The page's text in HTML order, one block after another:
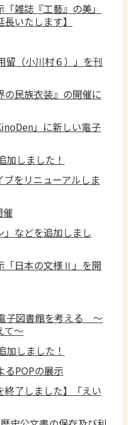
雑誌『工藝』の美」
いたします】
（小川村６）」を刊
の民族衣装』の開催に
」に新しい電子
加しました！
をリニューアルしま
催
」などを追加しまし
「日本の文様Ⅱ」を開
子図書館を考える ～
て～
加しました！
るPOPの展示
終了しました】「えい